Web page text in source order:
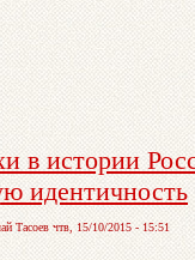
в истории
идентичность
Тасоев чтв, 15/10/2015 - 15:51